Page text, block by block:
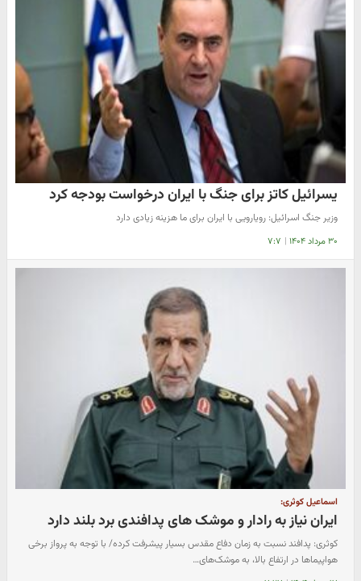
یسرائیل کاتز برای جنگ با ایران درخواست بودجه کرد
وزیر جنگ اسرائیل: رویارویی با ایران برای ما هزینه زیادی دارد
۳۰ مرداد ۱۴۰۴ | ۷:۷
اسماعیل کوثری:
ایران نیاز به رادار و موشک های پدافندی برد بلند دارد
کوثری: پدافند نسبت به زمان دفاع مقدس بسیار پیشرفت کرده/ با توجه به پرواز برخی
هواپیماها در ارتفاع بالا، به موشک‌های…